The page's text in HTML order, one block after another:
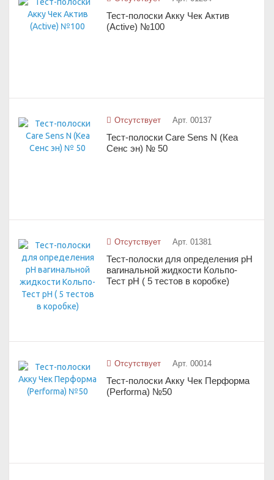
Тест-полоски Акку Чек Актив
(Active) №100
Отсутствует Арт. 00137
Тест-полоски Care Sens N (Кеа
Сенс эн) № 50
Отсутствует Арт. 01381
Тест-полоски для определения pH
вагинальной жидкости Кольпо-
Тест pH ( 5 тестов в коробке)
Отсутствует Арт. 00014
Тест-полоски Акку Чек Перформа
(Performa) №50